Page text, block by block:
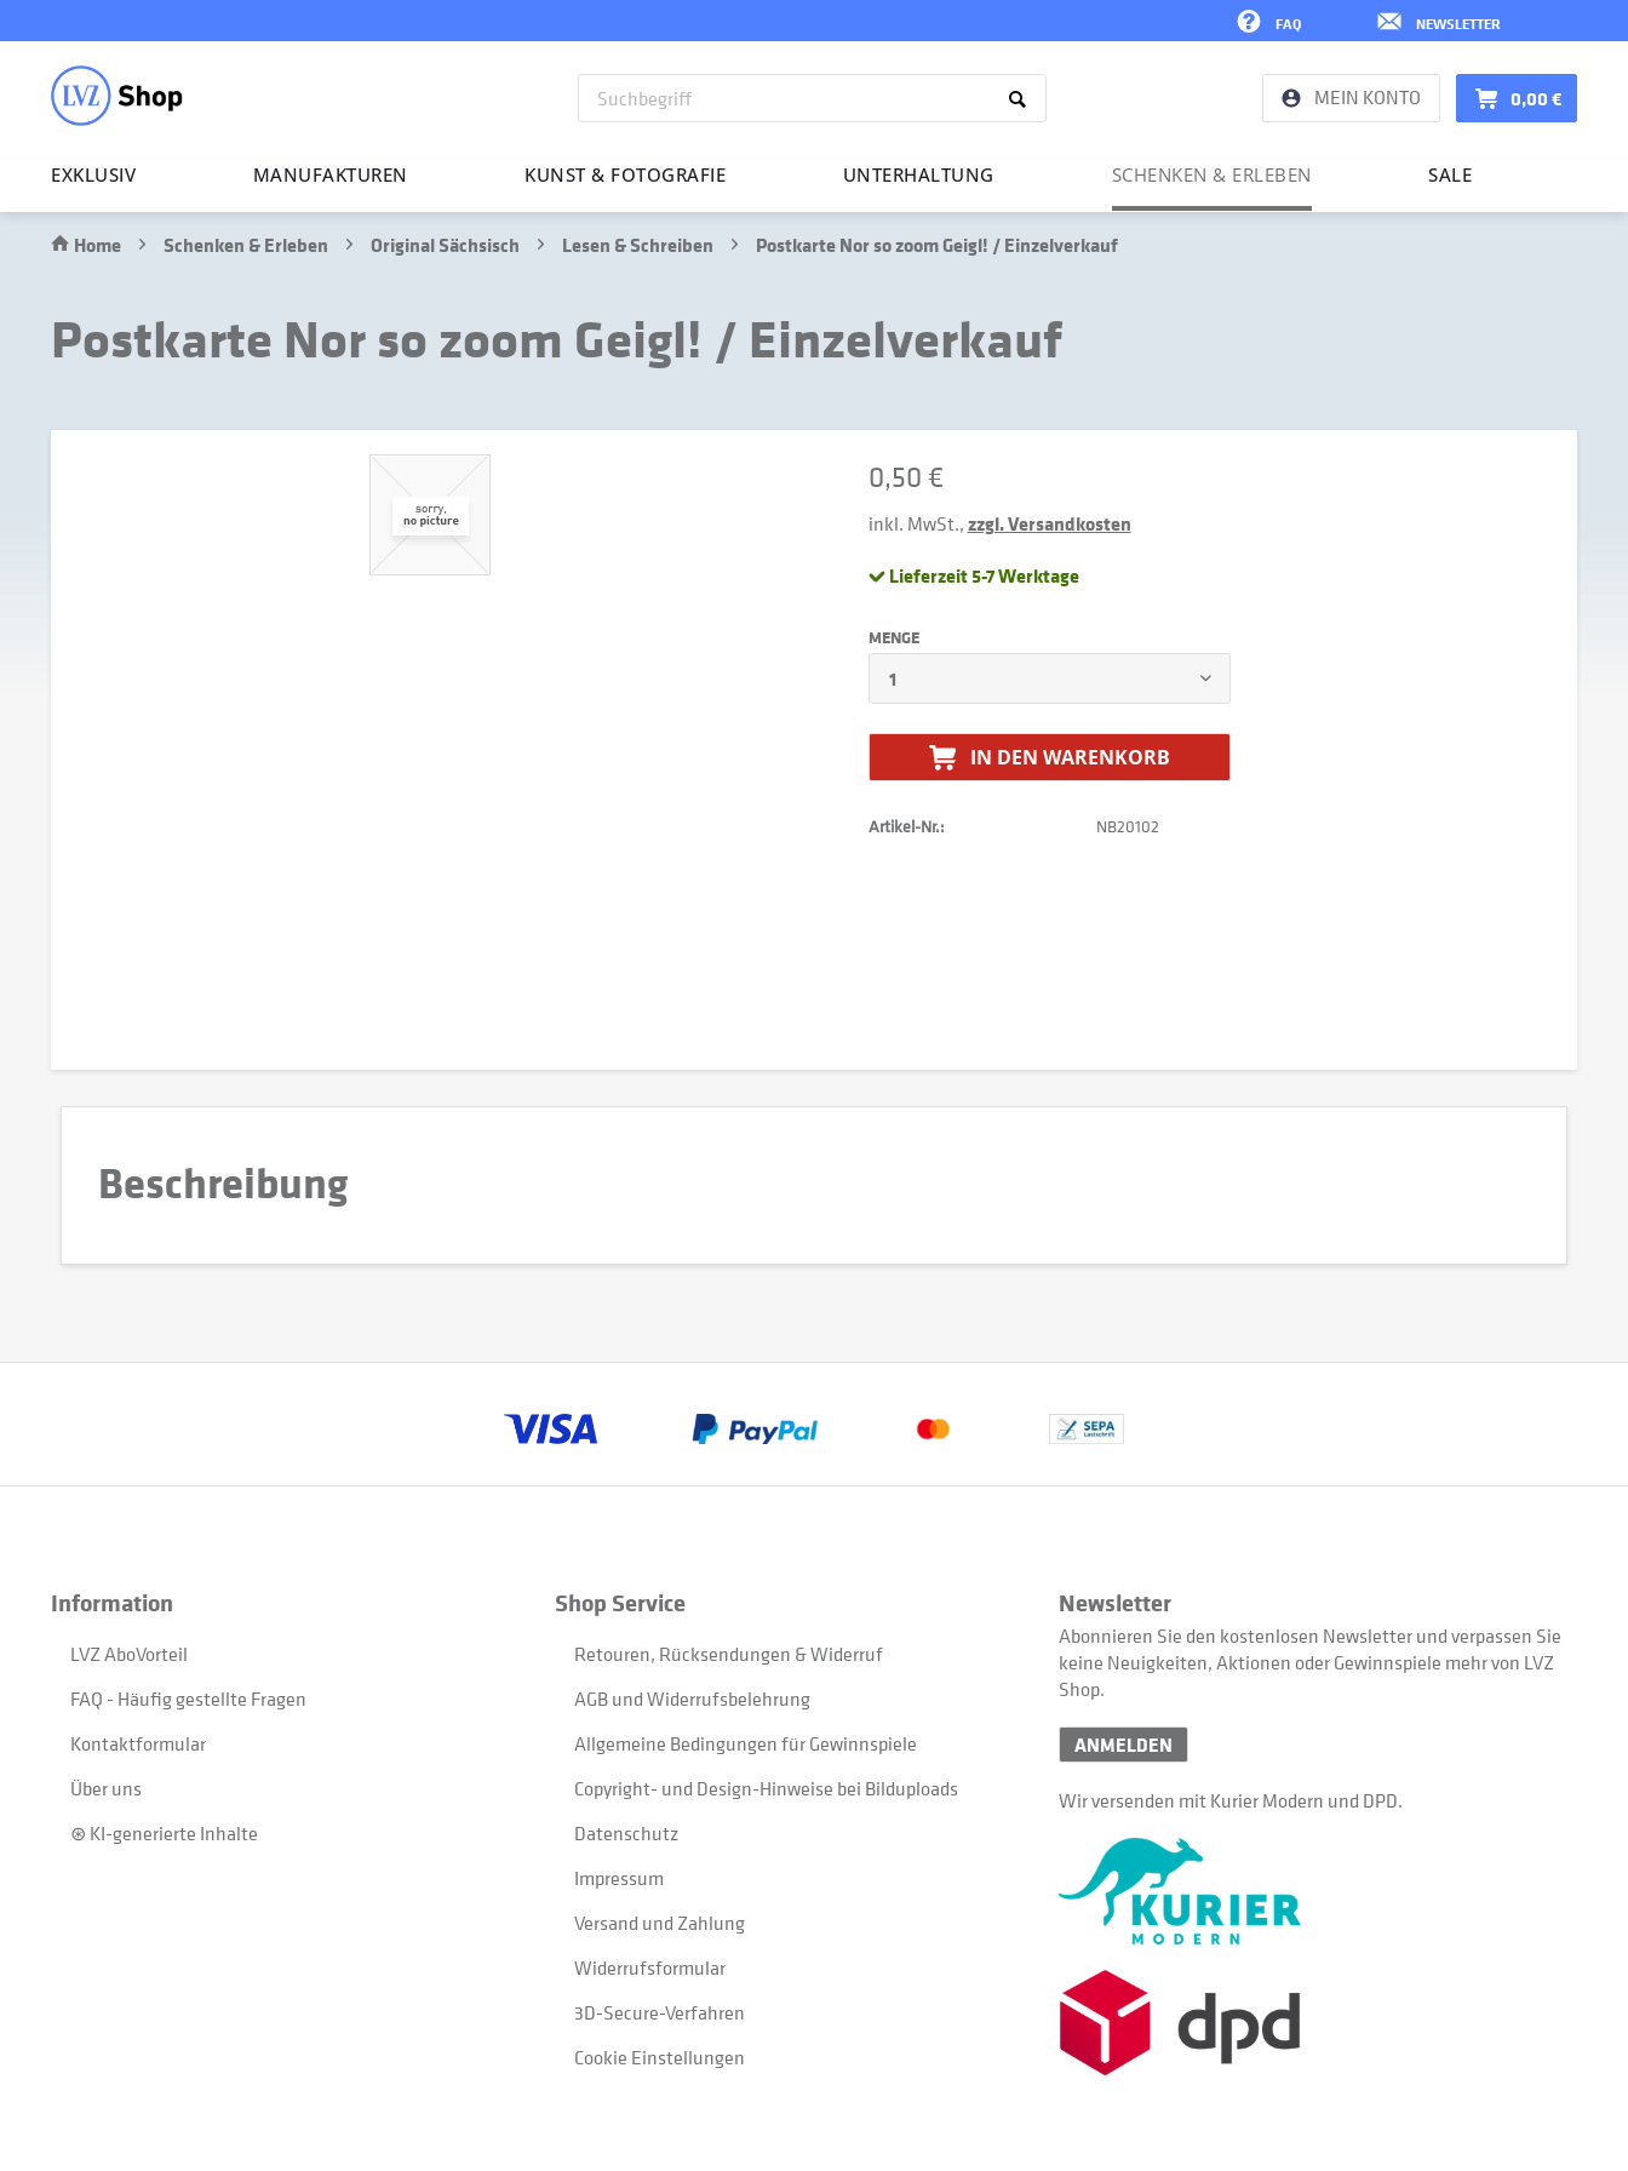
NEWSLETTER
FAQ
MEIN KONTO 0,00 €
EXKLUSIV MANU­FAK­TUREN KUNST & FOTO­GRAFIE UNTER­HAL­TUNG SCHENKEN & ERLEBEN SALE
Home Schenken & Erleben Original Sächsisch Lesen & Schreiben Postkarte Nor so zoom Geigl! / Einzelverkauf
Postkarte Nor so zoom Geigl! / Einzelverkauf
0,50 €
inkl. MwSt.,zzgl. Versandkosten
Lieferzeit 5-7 Werktage
MENGE
IN DEN WARENKORB
Artikel-Nr.: NB20102
Beschreibung
Information
LVZ AboVorteil
FAQ - Häufig gestellte Fragen
Kontaktformular
Über uns
⊛ KI-generierte Inhalte
Shop Service
Retouren, Rücksendungen & Widerruf
AGB und Widerrufsbelehrung
Allgemeine Bedingungen für Gewinnspiele
Copyright- und Design-Hinweise bei Bilduploads
Datenschutz
Impressum
Versand und Zahlung
Widerrufsformular
3D-Secure-Verfahren
Cookie Einstellungen
Newsletter
Abonnieren Sie den kostenlosen Newsletter und verpassen Sie
keine Neuigkeiten, Aktionen oder Gewinnspiele mehr von LVZ
Shop.
ANMELDEN
Wir versenden mit Kurier Modern und DPD.